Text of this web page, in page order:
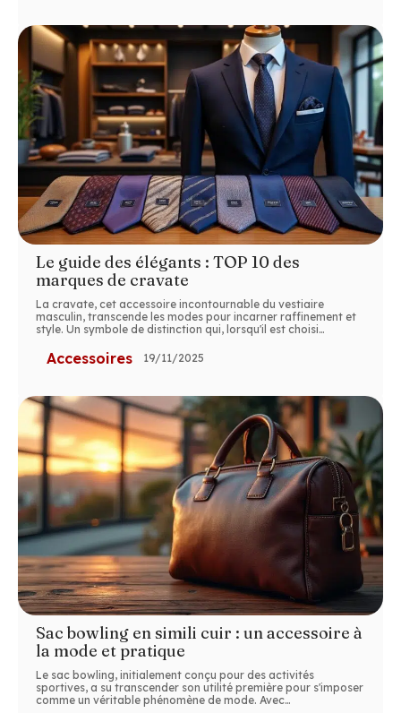
Le guide des élégants : TOP 10 des
marques de cravate
La cravate, cet accessoire incontournable du vestiaire
masculin, transcende les modes pour incarner raffinement et
style. Un symbole de distinction qui, lorsqu'il est choisi…
Accessoires 19/11/2025
Sac bowling en simili cuir : un accessoire à
la mode et pratique
Le sac bowling, initialement conçu pour des activités
sportives, a su transcender son utilité première pour s'imposer
comme un véritable phénomène de mode. Avec…